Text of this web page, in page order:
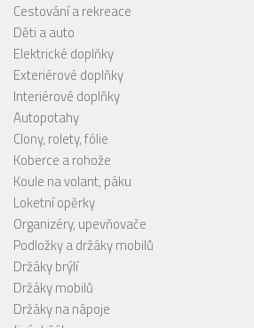
Cestování a rekreace
Děti a auto
Elektrické doplňky
Exteriérové doplňky
Interiérové doplňky
Autopotahy
Clony, rolety, fólie
Koberce a rohože
Koule na volant, páku
Loketní opěrky
Organizéry, upevňovače
Podložky a držáky mobilů
Držáky brýlí
Držáky mobilů
Držáky na nápoje